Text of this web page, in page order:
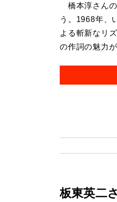
橋本淳さんの
う。1968年、
よる斬新なリ
の作詞の魅力
板東英二